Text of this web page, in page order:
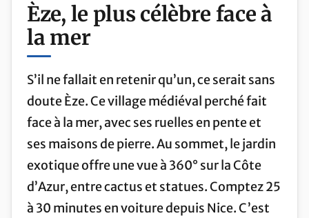
Èze, le plus célèbre face à
la mer
S’il ne fallait en retenir qu’un, ce serait sans
doute Èze. Ce village médiéval perché fait
face à la mer, avec ses ruelles en pente et
ses maisons de pierre. Au sommet, le jardin
exotique offre une vue à 360° sur la Côte
d’Azur, entre cactus et statues. Comptez 25
à 30 minutes en voiture depuis Nice. C’est